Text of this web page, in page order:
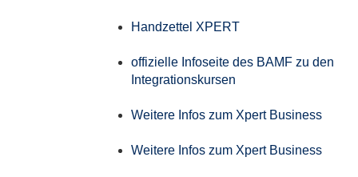
Handzettel XPERT
offizielle Infoseite des BAMF zu den
Integrationskursen
Weitere Infos zum Xpert Business
Weitere Infos zum Xpert Business